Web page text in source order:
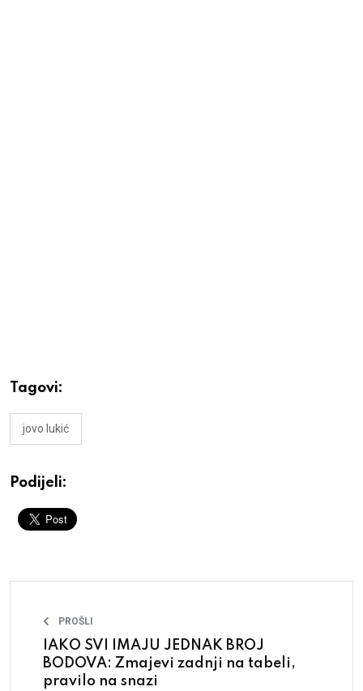
Tagovi:
jovo lukić
Podijeli:
PROŠLI
IAKO SVI IMAJU JEDNAK BROJ
BODOVA: Zmajevi zadnji na tabeli,
pravilo na snazi